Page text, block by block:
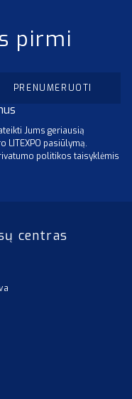
pirmi
Jums geriausią
LITEXPO pasiūlymą.
politikos taisyklėmis
centras